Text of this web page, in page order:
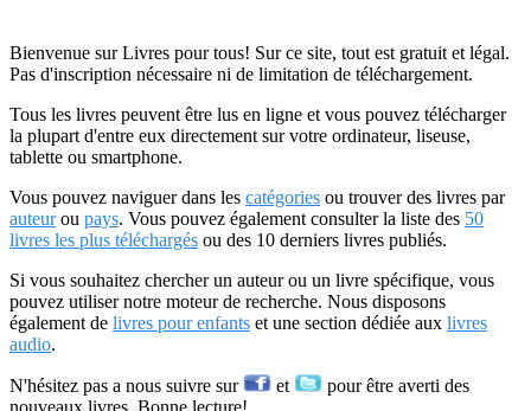
Bienvenue sur Livres pour tous! Sur ce site, tout est gratuit et légal.
Pas d'inscription nécessaire ni de limitation de téléchargement.
Tous les livres peuvent être lus en ligne et vous pouvez télécharger
la plupart d'entre eux directement sur votre ordinateur, liseuse,
tablette ou smartphone.
Vous pouvez naviguer dans les catégories ou trouver des livres par
auteurou pays. Vous pouvez également consulter la liste des 50
livres les plus téléchargés ou des 10 derniers livres publiés.
Si vous souhaitez chercher un auteur ou un livre spécifique, vous
pouvez utiliser notre moteur de recherche. Nous disposons
également de livres pour enfants et une section dédiée aux livres
audio.
N'hésitez pas a nous suivre sur et
pour être averti des
nouveaux livres. Bonne lecture!